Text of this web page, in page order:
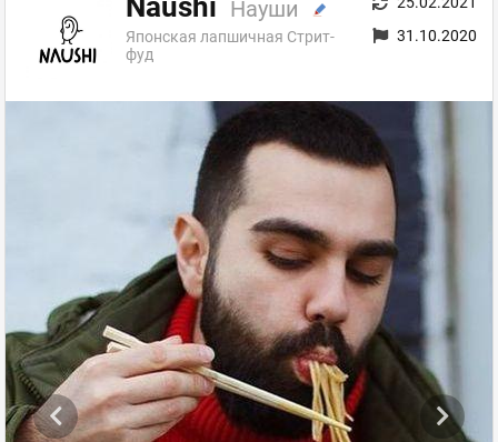
Naushi Науши
Японская лапшичная Стрит-
фуд
31.10.2020